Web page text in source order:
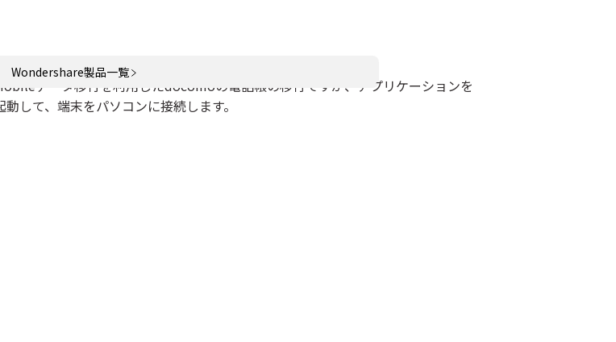
Wondershare製品一覧
データ移行を利用したdocomoの電話帳の移行ですが、アプリケーションを
動して、端末をパソコンに接続します。